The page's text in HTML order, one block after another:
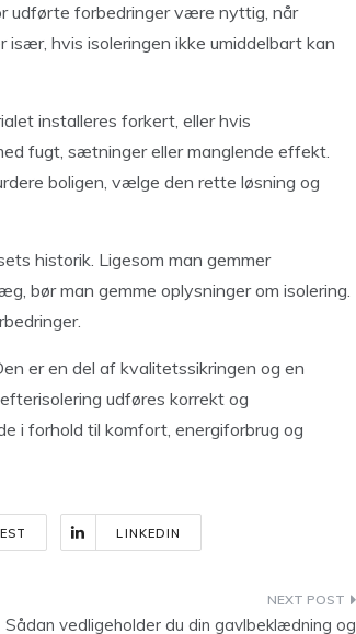
udførte forbedringer være nyttig, når
hvis isoleringen ikke umiddelbart kan
installeres forkert, eller hvis
fugt, sætninger eller manglende effekt.
boligen, vælge den rette løsning og
historik. Ligesom man gemmer
bør man gemme oplysninger om isolering.
er en del af kvalitetssikringen og en
udføres korrekt og
i forhold til komfort, energiforbrug og
LINKEDIN
Sådan vedligeholder du din gavlbeklædning og